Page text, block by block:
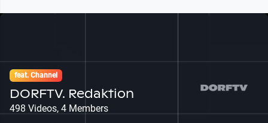
feat. Channel
DORFTV. Redaktion
498 Videos, 4 Members